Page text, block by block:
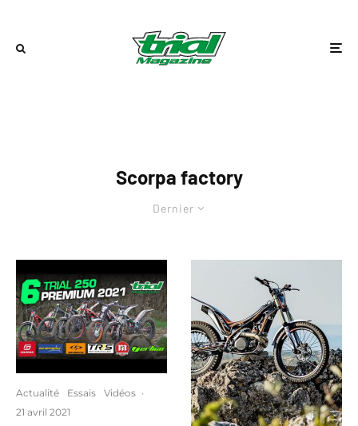
Scorpa factory
Dernier
Actualité Essais Vidéos ·
21 avril 2021